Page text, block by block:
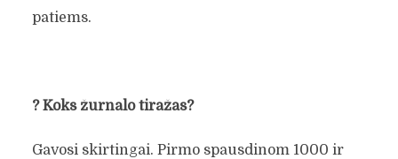
patiems.
?Koks žurnalo tiražas?
Gavosi skirtingai. Pirmo spausdinom 1000 ir